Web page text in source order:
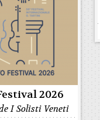
2026
I Solisti Veneti